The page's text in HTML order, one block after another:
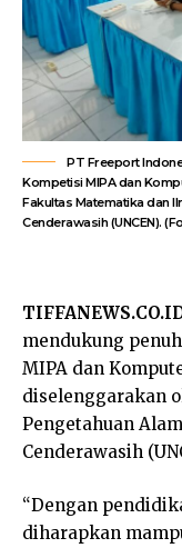
PT Freeport
Kompetisi MIPA dan
Fakultas Matematika dan
Cenderawasih (UNCEN).
mendukung
MIPA dan
diselenggarakan
Pengetahuan
Cenderawasih
“Dengan
diharapkan